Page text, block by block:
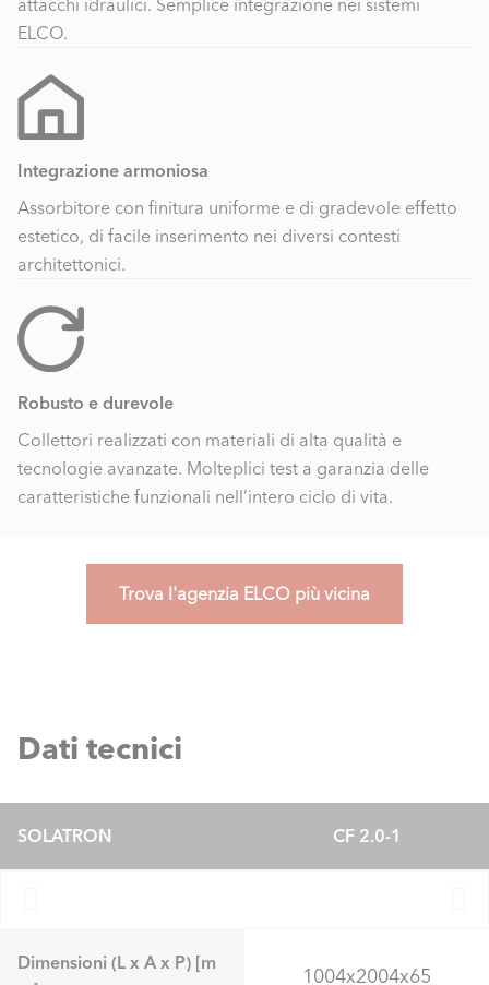
ELCO.
Integrazione armoniosa
Assorbitore con finitura uniforme e di gradevole effetto
estetico, di facile inserimento nei diversi contesti
architettonici.
Robusto e durevole
Collettori realizzati con materiali di alta qualità e
tecnologie avanzate. Molteplici test a garanzia delle
caratteristiche funzionali nell’intero ciclo di vita.
Trova l'agenzia ELCO più vicina
Dati tecnici
SOLATRON CF 2.0-1
Dimensioni (L x A x P) [m
1004x2004x65